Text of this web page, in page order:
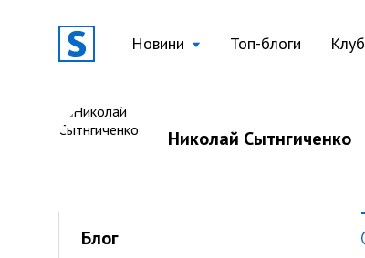
Новини Топ-блоги Клуб
Николай Сытнгиченко
Блог